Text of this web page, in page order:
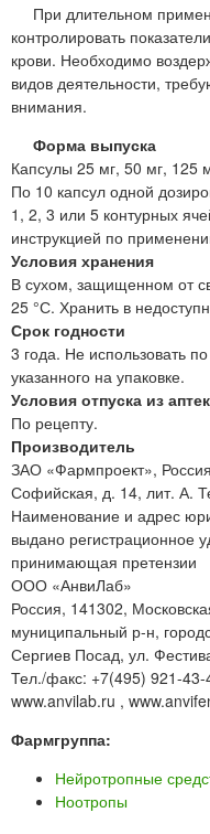
При длительном
контролировать
крови. Необходимо
видов деятельности,
внимания.
Форма выпуска
Капсулы 25 мг, 50 мг, 125
По 10 капсул одной
1, 2, 3 или 5 контурных
инструкцией по
Условия хранения
В сухом, защищенном от
25 °С. Хранить в
Срок годности
3 года. Не использовать
указанного на упаковке.
Условия отпуска из аптек
По рецепту.
Производитель
ЗАО «Фармпроект»,
Софийская, д. 14, лит. А.
Наименование и адрес
выдано регистрационное
принимающая претензии
ООО «АнвиЛаб»
Россия, 141302,
муниципальный р-н,
Сергиев Посад, ул.
Тел./факс: +7(495) 921-43-
www.anvilab.ru ,
Фармгруппа:
Нейротропные
Ноотропы